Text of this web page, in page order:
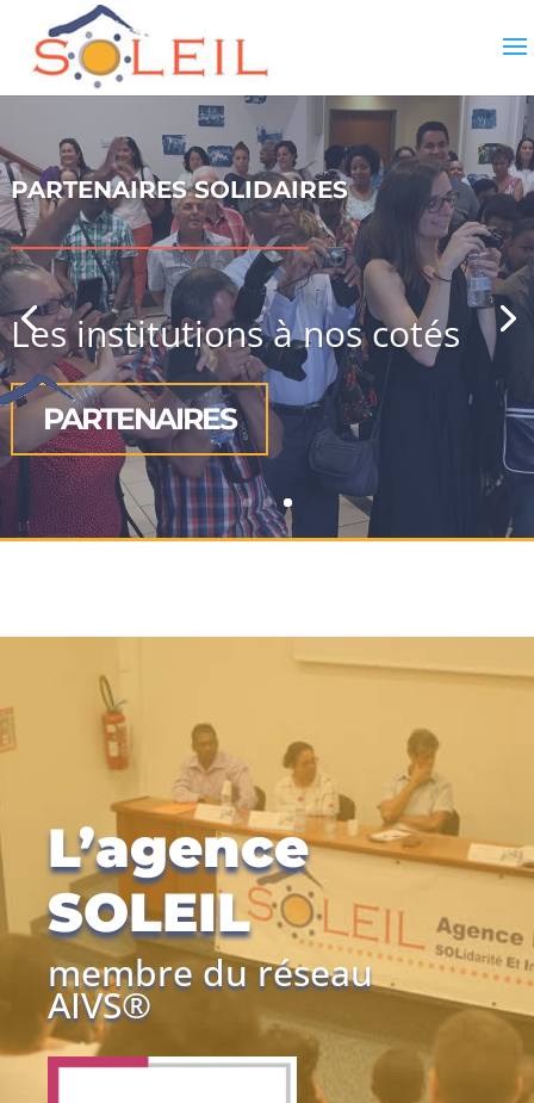
L’agence
SOLEIL
membre du réseau
AIVS®